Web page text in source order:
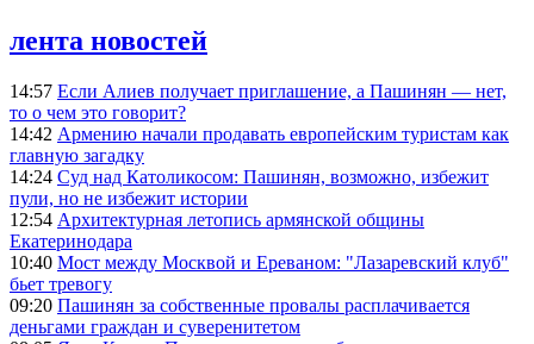
лента новостей
14:57 Если Алиев получает приглашение, а Пашинян — нет,
то о чем это говорит?
14:42 Армению начали продавать европейским туристам как
главную загадку
14:24 Суд над Католикосом: Пашинян, возможно, избежит
пули, но не избежит истории
12:54 Архитектурная летопись армянской общины
Екатеринодара
10:40 Мост между Москвой и Ереваном: "Лазаревский клуб"
бьет тревогу
09:20 Пашинян за собственные провалы расплачивается
деньгами граждан и суверенитетом